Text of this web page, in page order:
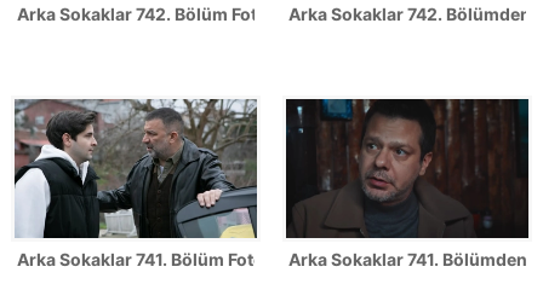
Arka Sokaklar 742. Bölüm FotoğraflarıArka Sokaklar 742. Bölümden
Arka Sokaklar 741. Bölüm FotoğraflarıArka Sokaklar 741. Bölümden